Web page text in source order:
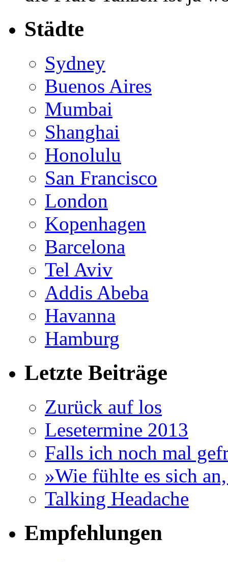
Städte
Sydney
Buenos Aires
Mumbai
Shanghai
Honolulu
San Francisco
London
Kopenhagen
Barcelona
Tel Aviv
Addis Abeba
Havanna
Hamburg
Letzte Beiträge
Zurück auf los
Lesetermine 2013
Falls ich noch mal
»Wie fühlte es sich
Talking Headache
Empfehlungen